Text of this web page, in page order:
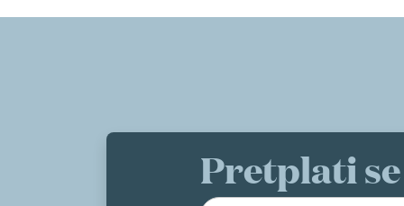
Pretplati se